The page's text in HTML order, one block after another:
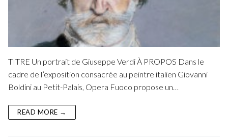
TITRE Un portrait de Giuseppe Verdi À PROPOS Dans le
cadre de l’exposition consacrée au peintre italien Giovanni
Boldini au Petit-Palais, Opera Fuoco propose un…
READ MORE →